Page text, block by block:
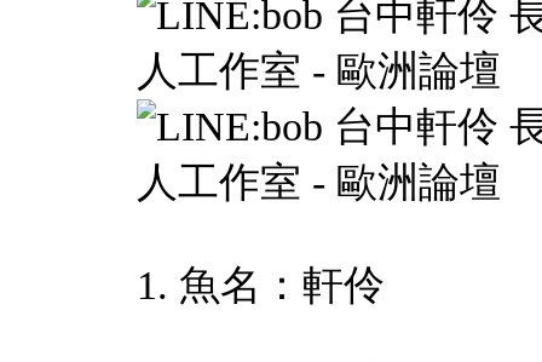
1. 魚名：軒伶